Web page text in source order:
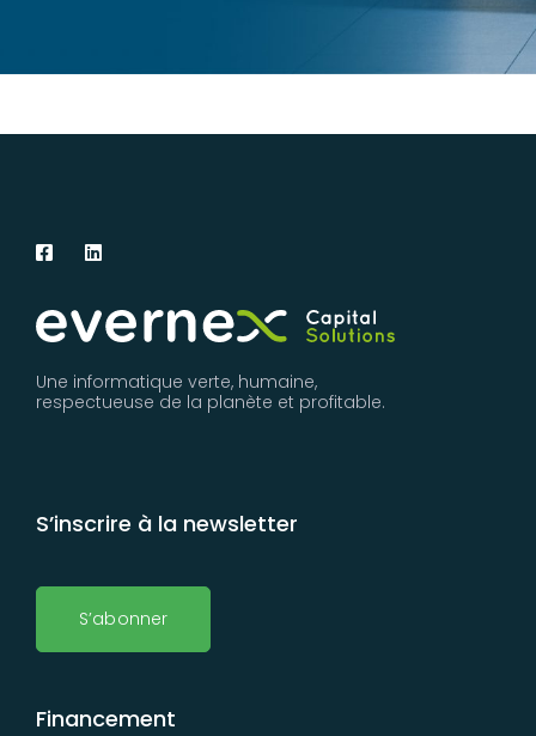
Une informatique verte, humaine,
respectueuse de la planète et profitable.
S’inscrire à la newsletter
S’abonner
Financement